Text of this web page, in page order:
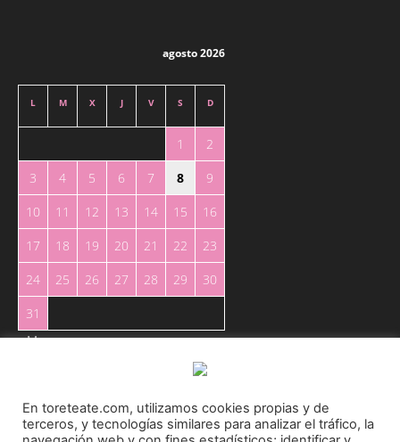
agosto 2026
L M X J V S D
1
2
3
4 5 6 7 8
9
10
11 12 13 14 15
16
17
18 19 20 21 22
23
24
25 26 27 28 29
30
31
« May
En toreteate.com, utilizamos cookies propias y de
terceros, y tecnologías similares para analizar el tráfico, la